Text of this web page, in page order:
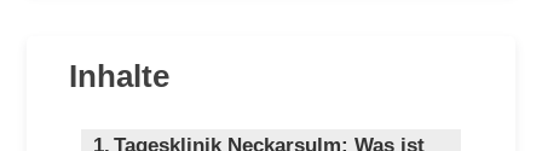
Inhalte
Tagesklinik Neckarsulm: Was ist